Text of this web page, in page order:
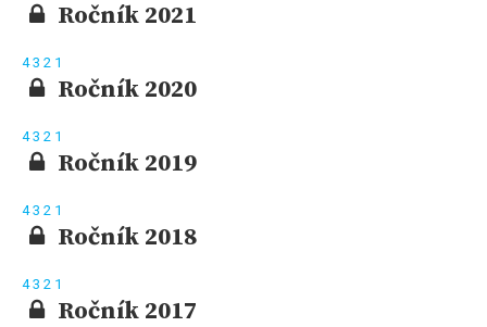
Ročník 2021
43 2 1
Ročník 2020
43 2 1
Ročník 2019
43 2 1
Ročník 2018
43 2 1
Ročník 2017